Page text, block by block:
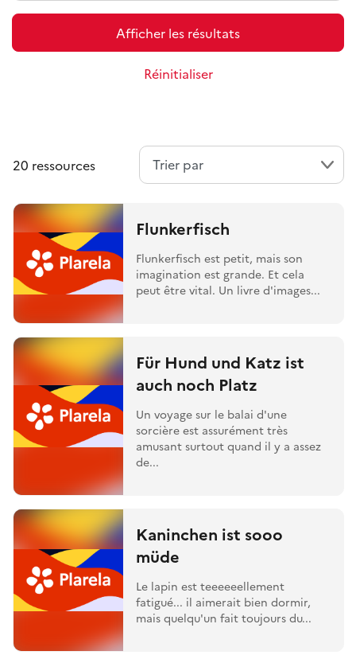
Afficher les résultats
Réinitialiser
20 ressources
Flunkerfisch
Flunkerfisch est petit, mais son
imagination est grande. Et cela
peut être vital. Un livre d'images...
Für Hund und Katz ist
auch noch Platz
Un voyage sur le balai d'une
sorcière est assurément très
amusant surtout quand il y a assez
de...
Kaninchen ist sooo
müde
Le lapin est teeeeeellement
fatigué... il aimerait bien dormir,
mais quelqu'un fait toujours du...